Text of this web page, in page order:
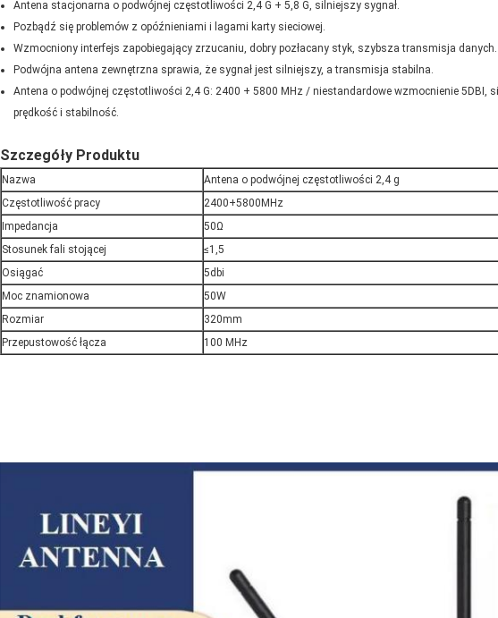
Antena stacjonarna o podwójnej częstotliwości 2,4 G + 5,8 G, silniejszy sygnał.
Pozbądź się problemów z opóźnieniami i lagami karty sieciowej.
Wzmocniony interfejs zapobiegający zrzucaniu, dobry pozłacany styk, szybsza transmisja danych.
Podwójna antena zewnętrzna sprawia, że ​​sygnał jest silniejszy, a transmisja stabilna.
Antena o podwójnej częstotliwości 2,4 G: 2400 + 5800 MHz / niestandardowe wzmocnienie 5DBI,
prędkość i stabilność.
Szczegóły Produktu
Nazwa
Antena o podwójnej częstotliwości 2,4 g
Częstotliwość pracy
2400+5800MHz
Impedancja
50Ω
Stosunek fali stojącej
≤1,5
Osiągać
5dbi
Moc znamionowa
50W
Rozmiar
320mm
Przepustowość łącza
100 MHz